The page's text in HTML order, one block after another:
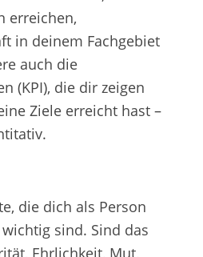
erreichen,
in deinem Fachgebiet
auch die
(KPI), die dir zeigen
Ziele erreicht hast –
die dich als Person
sind. Sind das
Ehrlichkeit, Mut,